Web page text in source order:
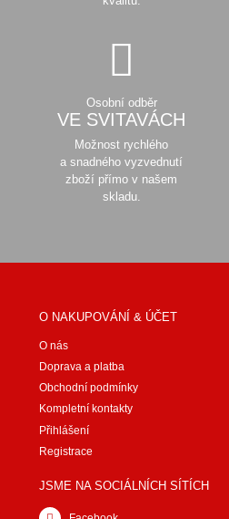
Osobní odběr
VE SVITAVÁCH
Možnost rychlého
a snadného vyzvednutí
zboží přímo v našem
skladu.
O NAKUPOVÁNÍ & ÚČET
O nás
Doprava a platba
Obchodní podmínky
Kompletní kontakty
Přihlášení
Registrace
JSME NA SOCIÁLNÍCH SÍTÍCH